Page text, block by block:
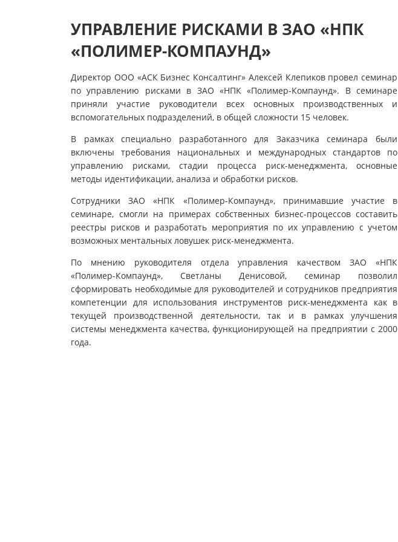
УПРАВЛЕНИЕ РИСКАМИ В ЗАО «НПК
«ПОЛИМЕР-КОМПАУНД»
Директор ООО «АСК Бизнес Консалтинг» Алексей Клепиков провел семинар
по управлению рисками в ЗАО «НПК «Полимер-Компаунд». В семинаре
приняли участие руководители всех основных производственных и
вспомогательных подразделений, в общей сложности 15 человек.
В рамках специально разработанного для Заказчика семинара были
включены требования национальных и международных стандартов по
управлению рисками, стадии процесса риск-менеджмента, основные
методы идентификации, анализа и обработки рисков.
Сотрудники ЗАО «НПК «Полимер-Компаунд», принимавшие участие в
семинаре, смогли на примерах собственных бизнес-процессов составить
реестры рисков и разработать мероприятия по их управлению с учетом
возможных ментальных ловушек риск-менеджмента.
По мнению руководителя отдела управления качеством ЗАО «НПК
«Полимер-Компаунд», Светланы Денисовой, семинар позволил
сформировать необходимые для руководителей и сотрудников предприятия
компетенции для использования инструментов риск-менеджмента как в
текущей производственной деятельности, так и в рамках улучшения
системы менеджмента качества, функционирующей на предприятии с 2000
года.